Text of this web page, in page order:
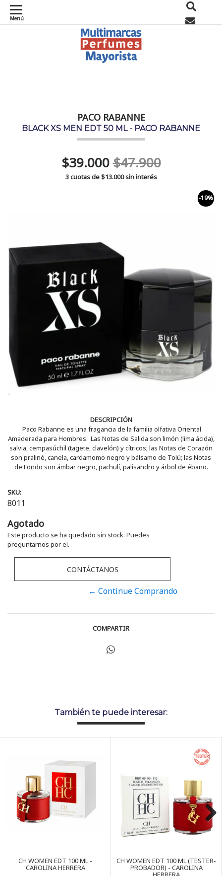
Menú
PACO RABANNE
BLACK XS MEN EDT 50 ML - PACO RABANNE
$39.000$47.900
3 cuotas de$13.000sin interés
-19%
DESCRIPCIÓN
Paco Rabanne es una fragancia de la familia olfativa Oriental
Amaderada para Hombres. Las Notas de Salida son limón (lima ácida),
salvia, cempasúchil (tagete, clavelón) y cítricos; las Notas de Corazón
son praliné, canela, cardamomo negro y bálsamo de Tolú; las Notas
de Fondo son ámbar negro, pachulí, palisandro y árbol de ébano.
SKU:
8011
Agotado
Este producto se ha quedado sin stock. Puedes
preguntarnos por el.
CONTÁCTANOS
← Continue Comprando
COMPARTIR
También te puede interesar:
CH WOMEN EDT 100 ML -
CAROLINA HERRERA
CH WOMEN EDT 100 ML (TESTER-
PROBADOR) - CAROLINA
Next